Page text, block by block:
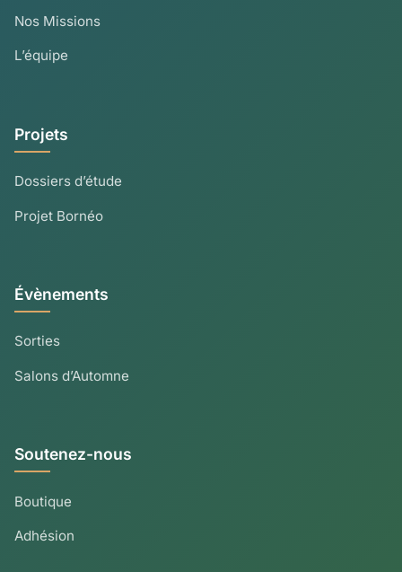
Nos Missions
L’équipe
Projets
Dossiers d’étude
Projet Bornéo
Évènements
Sorties
Salons d’Automne
Soutenez-nous
Boutique
Adhésion